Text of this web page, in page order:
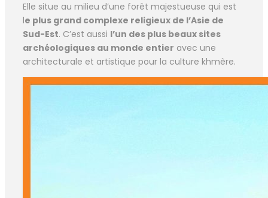
Elle situe au milieu d’une forêt majestueuse qui est
le plus grand complexe religieux de l’Asie de
Sud-Est. C’est aussi l’un des plus beaux sites
archéologiques au monde entier avec une
architecturale et artistique pour la culture khmère.